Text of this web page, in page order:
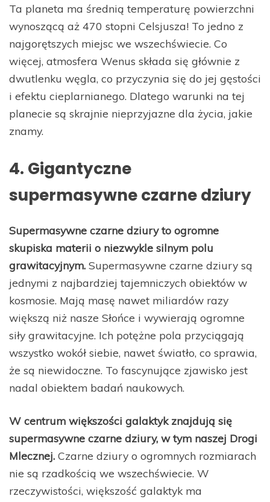
Ta planeta ma średnią temperaturę powierzchni
wynoszącą aż 470 stopni Celsjusza! To jedno z
najgorętszych miejsc we wszechświecie. Co
więcej, atmosfera Wenus składa się głównie z
dwutlenku węgla, co przyczynia się do jej gęstości
i efektu cieplarnianego. Dlatego warunki na tej
planecie są skrajnie nieprzyjazne dla życia, jakie
znamy.
4. Gigantyczne
supermasywne czarne dziury
Supermasywne czarne dziury to ogromne
skupiska materii o niezwykle silnym polu
grawitacyjnym. Supermasywne czarne dziury są
jednymi z najbardziej tajemniczych obiektów w
kosmosie. Mają masę nawet miliardów razy
większą niż nasze Słońce i wywierają ogromne
siły grawitacyjne. Ich potężne pola przyciągają
wszystko wokół siebie, nawet światło, co sprawia,
że są niewidoczne. To fascynujące zjawisko jest
nadal obiektem badań naukowych.
W centrum większości galaktyk znajdują się
supermasywne czarne dziury, w tym naszej Drogi
Mlecznej. Czarne dziury o ogromnych rozmiarach
nie są rzadkością we wszechświecie. W
rzeczywistości, większość galaktyk ma